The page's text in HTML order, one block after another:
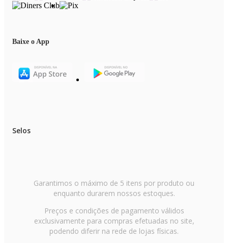
Baixe o App
Selos
Garantimos o máximo de 5 itens por produto ou
enquanto durarem nossos estoques.
Preços e condições de pagamento válidos
exclusivamente para compras efetuadas no site,
podendo diferir na rede de lojas físicas.